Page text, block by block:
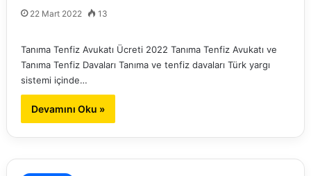
22 Mart 2022 13
Tanıma Tenfiz Avukatı Ücreti 2022 Tanıma Tenfiz Avukatı ve
Tanıma Tenfiz Davaları Tanıma ve tenfiz davaları Türk yargı
sistemi içinde…
Devamını Oku »